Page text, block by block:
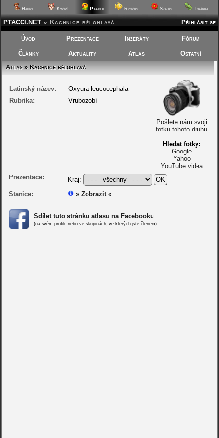
Hafíci Kočičí Ptáčci Rybičky Skalky Terárka
Přihlásit se
PTACCI.NET » Kachnice bělohlavá
Úvod Prezentace Inzeráty Fórum
Články Aktuality Atlas
Ostatní
Atlas» Kachnice bělohlavá
Pošlete nám svoji
fotku tohoto druhu
Hledat fotky:
Google
Yahoo
YouTube videa
Latinský název:
Oxyura leucocephala
Rubrika:
Vrubozobí
Prezentace:
Kraj:
Stanice:
» Zobrazit «
Sdílet tuto stránku atlasu na Facebooku
(na svém profilu nebo ve skupinách, ve kterých jste členem)